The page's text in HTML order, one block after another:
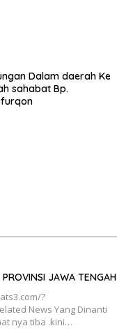
Dalam daerah Ke
sahabat Bp.
JAWA TENGAH
?
News Yang Dinanti
nya tiba .kini…